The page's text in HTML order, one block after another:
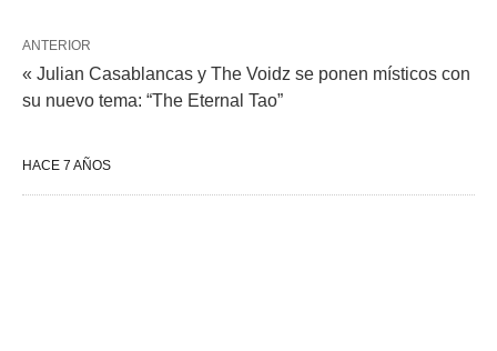
ANTERIOR
« Julian Casablancas y The Voidz se ponen místicos con
su nuevo tema: “The Eternal Tao”
HACE 7 AÑOS